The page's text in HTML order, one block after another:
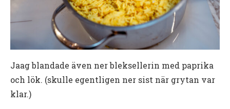
Jaag blandade även ner bleksellerin med paprika
och lök. (skulle egentligen ner sist när grytan var
klar.)